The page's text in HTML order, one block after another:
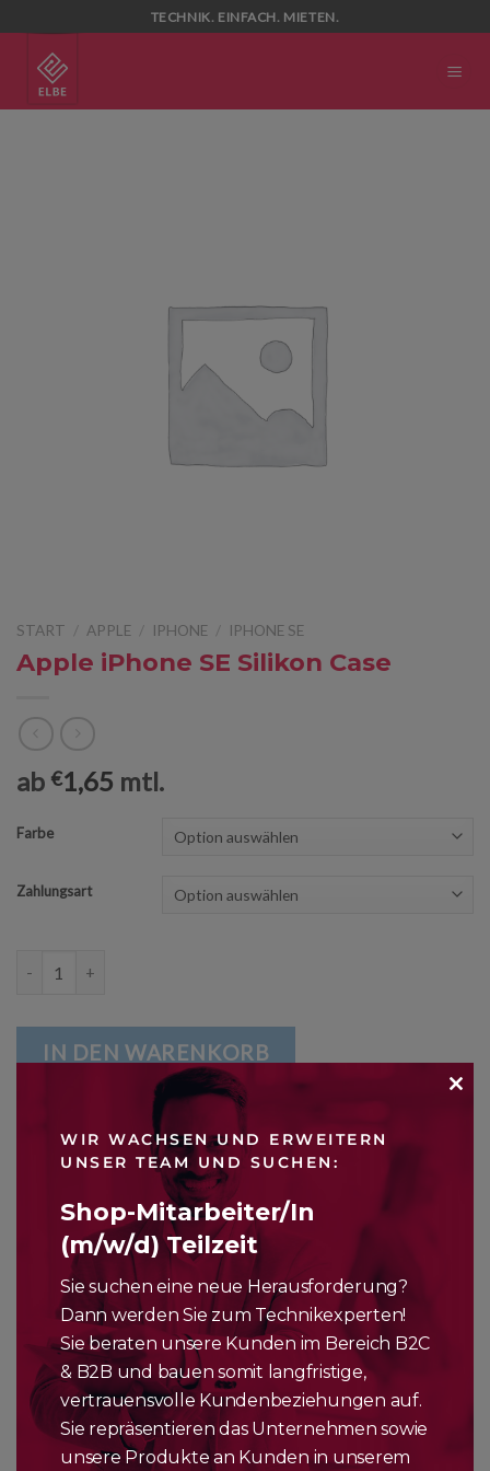
to
content
TECHNIK. EINFACH. MIETEN.
START / APPLE / IPHONE / IPHONE SE
Apple iPhone SE Silikon Case
ab €1,65 mtl.
Farbe
Zahlungsart
IN DEN WARENKORB
Artikelnummer:n. v.
Kategorien: iPhone SE ,Zubehör
BESCHREIBUNG
ZUSÄTZLICHE INFORMATIONEN
Das Silikon Case wurde von Apple extra für dein iPhone SE
WIR WACHSEN UND ERWEITERN
UNSER TEAM UND SUCHEN:
Shop-Mitarbeiter/In
(m/w/d) Teilzeit
Sie suchen eine neue Herausforderung?
Dann werden Sie zum Technikexperten!
Sie beraten unsere Kunden im Bereich B2C
& B2B und bauen somit langfristige,
vertrauensvolle Kundenbeziehungen auf.
Sie repräsentieren das Unternehmen sowie
unsere Produkte an Kunden in unserem